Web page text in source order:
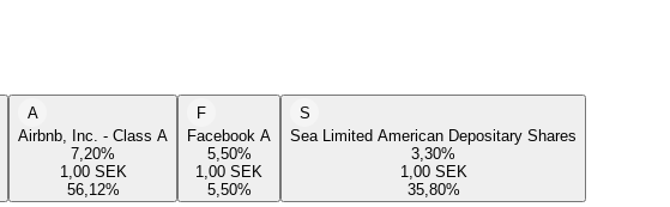
A
Airbnb, Inc. - Class A
7,20%
1,00 SEK
56,12%
F
Facebook A
5,50%
1,00 SEK
5,50%
S
Sea Limited American Depositary Shares
3,30%
1,00 SEK
35,80%